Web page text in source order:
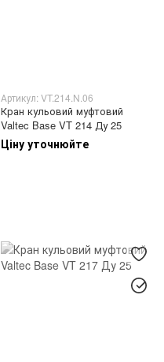
Артикул: VT.214.N.06
Кран кульовий муфтовий
Valtec Base VT 214 Ду 25
Ціну уточнюйте